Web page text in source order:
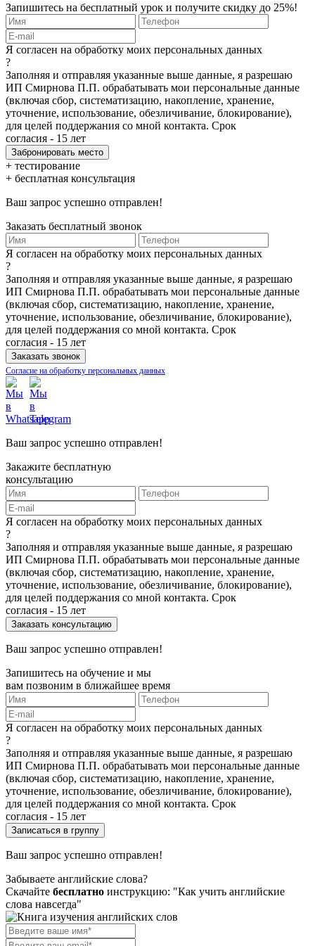
Запишитесь на бесплатный урок и получите скидку до 25%!
Я согласен на обработку моих персональных данных
?
Заполняя и отправляя указанные выше данные, я разрешаю
ИП Смирнова П.П. обрабатывать мои персональные данные
(включая сбор, систематизацию, накопление, хранение,
уточнение, использование, обезличивание, блокирование),
для целей поддержания со мной контакта. Срок
согласия - 15 лет
+ тестирование
+ бесплатная консультация
Ваш запрос успешно отправлен!
Заказать бесплатный звонок
Я согласен на обработку моих персональных данных
?
Заполняя и отправляя указанные выше данные, я разрешаю
ИП Смирнова П.П. обрабатывать мои персональные данные
(включая сбор, систематизацию, накопление, хранение,
уточнение, использование, обезличивание, блокирование),
для целей поддержания со мной контакта. Срок
согласия - 15 лет
Согласие на обработку персональных данных
Ваш запрос успешно отправлен!
Закажите бесплатную
консультацию
Я согласен на обработку моих персональных данных
?
Заполняя и отправляя указанные выше данные, я разрешаю
ИП Смирнова П.П. обрабатывать мои персональные данные
(включая сбор, систематизацию, накопление, хранение,
уточнение, использование, обезличивание, блокирование),
для целей поддержания со мной контакта. Срок
согласия - 15 лет
Ваш запрос успешно отправлен!
Запишитесь на обучение и мы
вам позвоним в ближайшее время
Я согласен на обработку моих персональных данных
?
Заполняя и отправляя указанные выше данные, я разрешаю
ИП Смирнова П.П. обрабатывать мои персональные данные
(включая сбор, систематизацию, накопление, хранение,
уточнение, использование, обезличивание, блокирование),
для целей поддержания со мной контакта. Срок
согласия - 15 лет
Ваш запрос успешно отправлен!
Забываете английские слова?
Скачайте бесплатно инструкцию: "Как учить английские
слова навсегда"